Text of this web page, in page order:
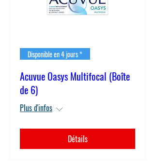
Disponible en 4 jours *
Acuvue Oasys Multifocal (Boîte
de 6)
Plus d'infos
Détails